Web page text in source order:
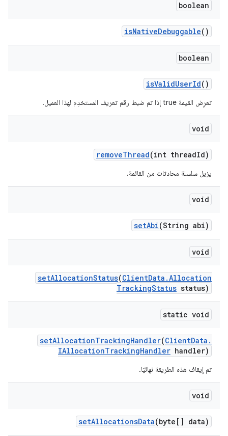
boolean
isNativeDebuggable()
boolean
isValidUserId()
تعرِض القيمة true إذا تم ضبط رقم تعريف المستخدِم لهذا العميل.
void
removeThread(int threadId)
يزيل سلسلة محادثات من القائمة.
void
setAbi(String abi)
void
setAllocationStatus(ClientData .Allocation
TrackingStatus status)
static void
setAllocationTrackingHandler(ClientData .
IAllocationTrackingHandler handler)
تم إيقاف هذه الطريقة نهائيًا.
void
setAllocationsData(byte[] data)